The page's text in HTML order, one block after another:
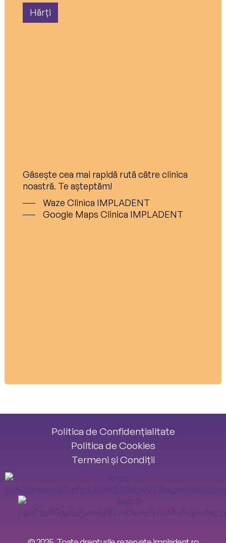
Hărți
Găsește cea mai rapidă rută către clinica
noastră. Te așteptăm!
Waze Clinica IMPLADENT
Google Maps Clinica IMPLADENT
Politica de Confidențialitate
Politica de Cookies
Termeni și Condiții